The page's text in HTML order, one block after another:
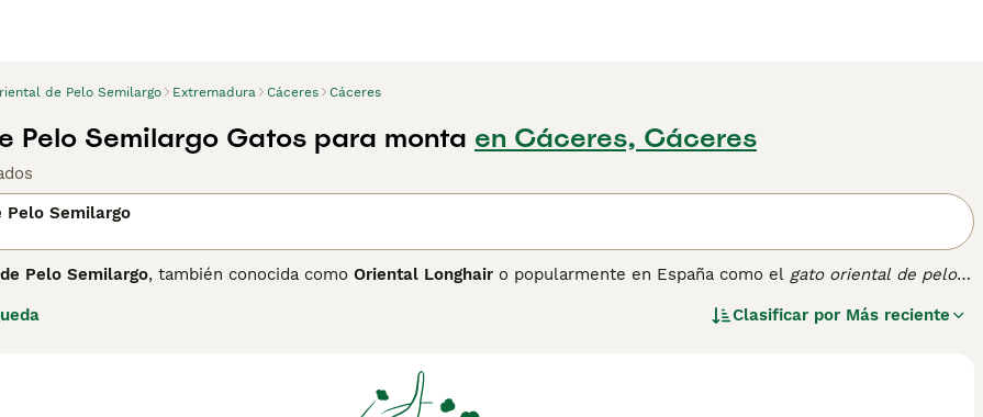
de Pelo Semilargo Extremadura Cáceres Cáceres
Pelo Semilargo Gatos para monta en Cáceres, Cáceres
Pelo Semilargo
Pelo Semilargo, también conocida como Oriental Longhair o popularmente en España como el gato oriental de pelo
cuerpo esbelto, largo y musculoso, con pelaje semilargo, fino y sedoso, especialmente más abundante en el
estímulo y compañía, siendo ideal para hogares con tiempo para interacción continua. Su cuidado es relativamente
atención en higiene dental y una dieta equilibrada. Entre las palabras clave más buscadas en España podemos
Clasificar por Más reciente